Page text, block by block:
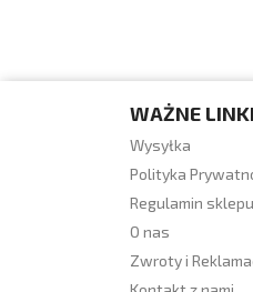
WAŻNE
Wysyłka
Polityka
Regulamin sklepu
O nas
Zwroty i